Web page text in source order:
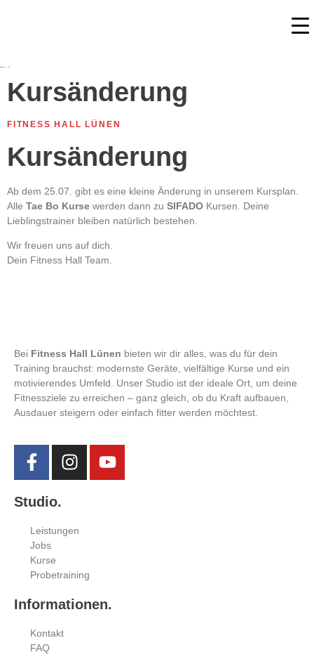
Kursänderung
FITNESS HALL LÜNEN
Kursänderung
Ab dem 25.07. gibt es eine kleine Änderung in unserem Kursplan.
Alle Tae Bo Kurse werden dann zu SIFADO Kursen. Deine
Lieblingstrainer bleiben natürlich bestehen.
Wir freuen uns auf dich.
Dein Fitness Hall Team.
Bei Fitness Hall Lünen bieten wir dir alles, was du für dein
Training brauchst: modernste Geräte, vielfältige Kurse und ein
motivierendes Umfeld. Unser Studio ist der ideale Ort, um deine
Fitnessziele zu erreichen – ganz gleich, ob du Kraft aufbauen,
Ausdauer steigern oder einfach fitter werden möchtest.
Studio.
Leistungen
Jobs
Kurse
Probetraining
Informationen.
Kontakt
FAQ